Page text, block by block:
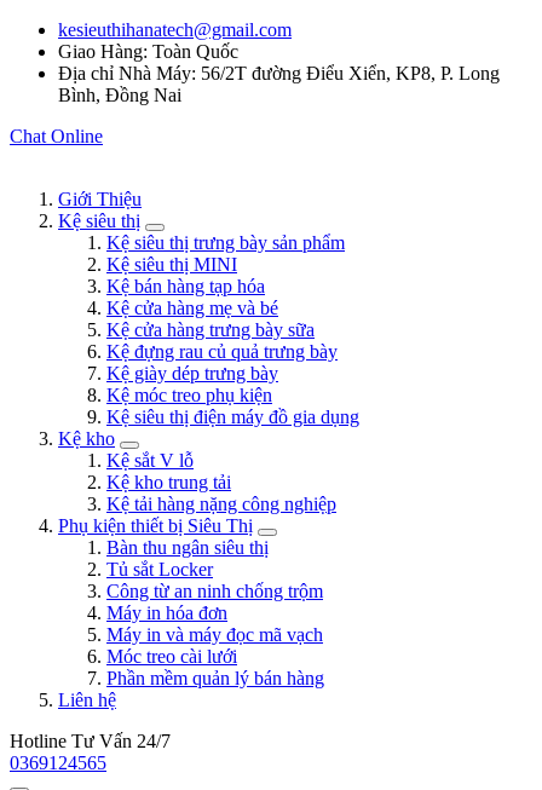
kesieuthihanatech@gmail.com
Giao Hàng: Toàn Quốc
Địa chỉ Nhà Máy: 56/2T đường Điểu Xiển, KP8, P. Long
Bình, Đồng Nai
Chat Online
Giới Thiệu
Kệ siêu thị
Kệ siêu thị trưng bày sản phẩm
Kệ siêu thị MINI
Kệ bán hàng tạp hóa
Kệ cửa hàng mẹ và bé
Kệ cửa hàng trưng bày sữa
Kệ đựng rau củ quả trưng bày
Kệ giày dép trưng bày
Kệ móc treo phụ kiện
Kệ siêu thị điện máy đồ gia dụng
Kệ kho
Kệ sắt V lỗ
Kệ kho trung tải
Kệ tải hàng nặng công nghiệp
Phụ kiện thiết bị Siêu Thị
Bàn thu ngân siêu thị
Tủ sắt Locker
Công từ an ninh chống trộm
Máy in hóa đơn
Máy in và máy đọc mã vạch
Móc treo cài lưới
Phần mềm quản lý bán hàng
Liên hệ
Hotline Tư Vấn 24/7
0369124565